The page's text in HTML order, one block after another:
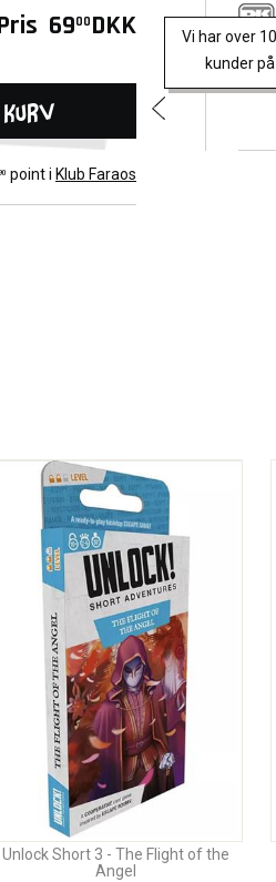
6900 DKK
Vi har over
kunder
point i Klub Faraos
Unlock Short 3 - The Flight of the
Angel